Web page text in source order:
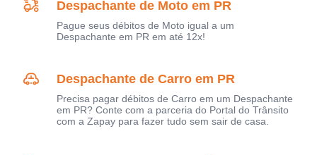
Despachante de Moto em PR
Pague seus débitos de Moto igual a um
Despachante em PR em até 12x!
Despachante de Carro em PR
Precisa pagar débitos de Carro em um Despachante
em PR? Conte com a parceria do Portal do Trânsito
com a Zapay para fazer tudo sem sair de casa.